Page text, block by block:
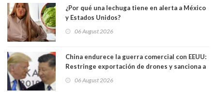
¿Por qué una lechuga tiene en alerta a México
y Estados Unidos?
06 August 2026
China endurece la guerra comercial con EEUU:
Restringe exportación de drones y sanciona a
06 August 2026